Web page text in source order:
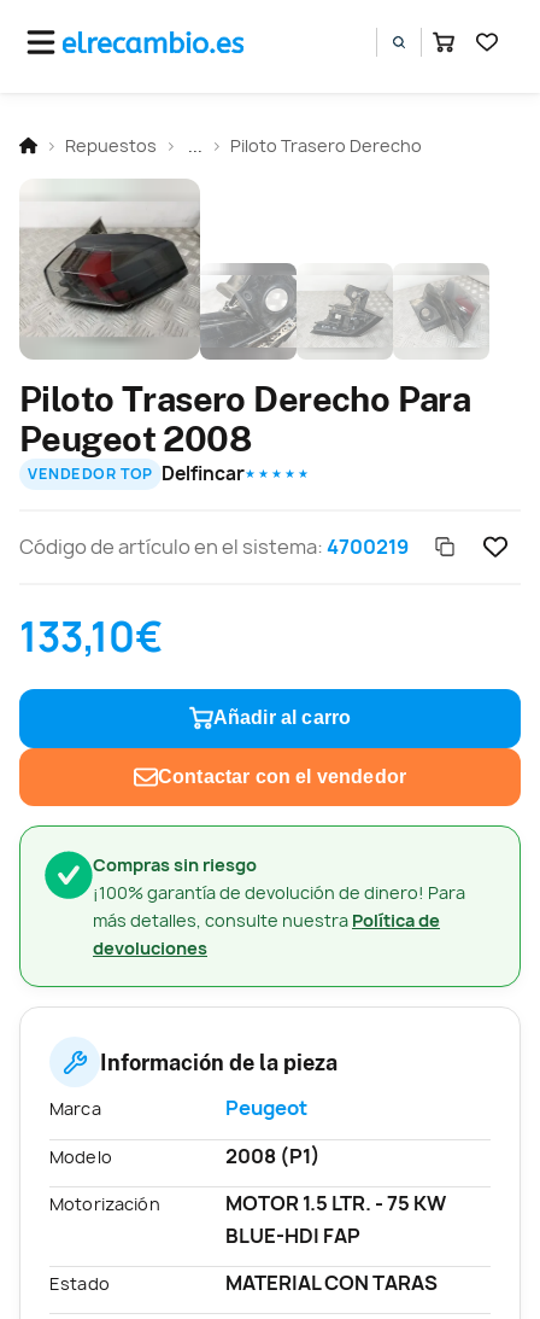
Repuestos Piloto Trasero Derecho
Compras sin riesgo
¡100% garantía de devolución de dinero! Para
más detalles, consulte nuestra Política de
devoluciones
Piloto Trasero Derecho Para
Peugeot 2008
VENDEDOR TOP Delfincar★ ★ ★ ★ ★
Código de artículo en el sistema:4700219
133,10€
Añadir al carro
Contactar con el vendedor
Información de la pieza
Marca Peugeot
Modelo 2008 (P1)
Motorización
MOTOR 1.5 LTR. - 75 KW
BLUE-HDI FAP
Estado MATERIAL CON TARAS